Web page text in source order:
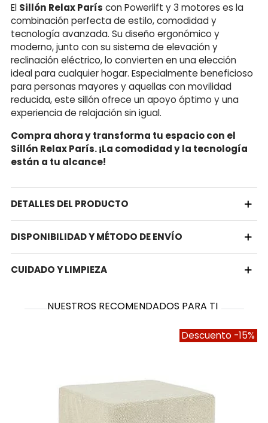
El Sillón Relax París con Powerlift y 3 motores es la
combinación perfecta de estilo, comodidad y
tecnología avanzada. Su diseño ergonómico y
moderno, junto con su sistema de elevación y
reclinación eléctrico, lo convierten en una elección
ideal para cualquier hogar. Especialmente beneficioso
para personas mayores y aquellas con movilidad
reducida, este sillón ofrece un apoyo óptimo y una
experiencia de relajación sin igual.
Compra ahora y transforma tu espacio con el
Sillón Relax París. ¡La comodidad y la tecnología
están a tu alcance!
DETALLES DEL PRODUCTO
DISPONIBILIDAD Y MÉTODO DE ENVÍO
CUIDADO Y LIMPIEZA
NUESTROS RECOMENDADOS PARA TI
Descuento -15%